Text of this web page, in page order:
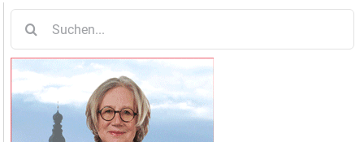
nach: